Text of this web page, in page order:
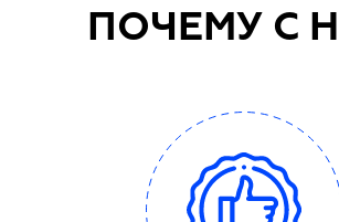
ПОЧЕМУ С